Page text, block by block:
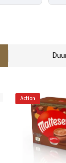
Action